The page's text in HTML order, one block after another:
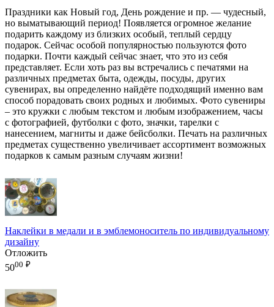
Праздники как Новый год, День рождение и пр. — чудесный,
но выматывающий период! Появляется огромное желание
подарить каждому из близких особый, теплый сердцу
подарок. Сейчас особой популярностью пользуются фото
подарки. Почти каждый сейчас знает, что это из себя
представляет. Если хоть раз вы встречались с печатями на
различных предметах быта, одежды, посуды, других
сувенирах, вы определенно найдёте подходящий именно вам
способ порадовать своих родных и любимых. Фото сувениры
– это кружки с любым текстом и любым изображением, часы
с фотографией, футболки с фото, значки, тарелки с
нанесением, магниты и даже бейсболки. Печать на различных
предметах существенно увеличивает ассортимент возможных
подарков к самым разным случаям жизни!
Наклейки в медали и в эмблемоноситель по индивидуальному
дизайну
Отложить
5000 ₽